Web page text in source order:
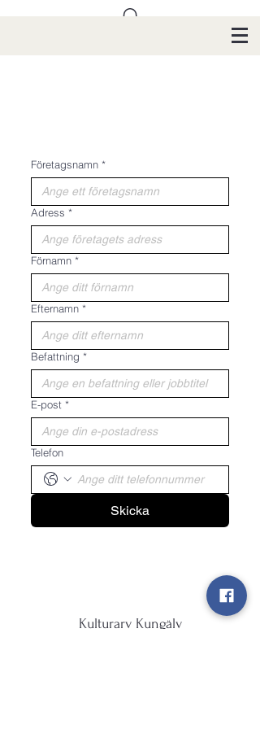
Företagsnamn *
Adress *
Förnamn *
Efternamn *
Befattning *
E-post *
Telefon
Skicka
Kulturarv Kungälv